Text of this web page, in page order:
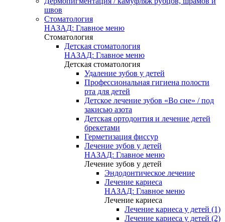
швов
Стоматология
НАЗАД: Главное меню
Стоматология
Детская стоматология
НАЗАД: Главное меню
Детская стоматология
Удаление зубов у детей
Профессиональная гигиена полости
рта для детей
Детское лечение зубов «Во сне» / под
закисью азота
Детская ортодонтия и лечение детей
брекетами
Герметизация фиссур
Лечение зубов у детей
НАЗАД: Главное меню
Лечение зубов у детей
Эндодонтическое лечение
Лечение кариеса
НАЗАД: Главное меню
Лечение кариеса
Лечение кариеса у детей (1)
Лечение кариеса у детей (2)